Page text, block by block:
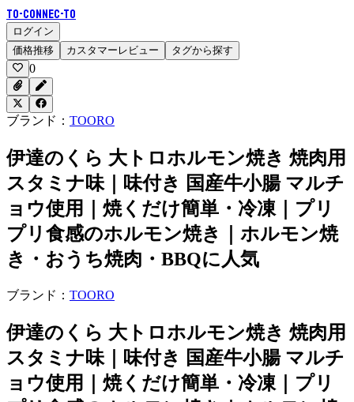
To-Connec-TO
ログイン
価格推移
カスタマーレビュー タグから探す
0
ブランド： TOORO
伊達のくら 大トロホルモン焼き 焼肉用
スタミナ味｜味付き 国産牛小腸 マルチ
ョウ使用｜焼くだけ簡単・冷凍｜プリ
プリ食感のホルモン焼き｜ホルモン焼
き・おうち焼肉・BBQに人気
ブランド： TOORO
伊達のくら 大トロホルモン焼き 焼肉用
スタミナ味｜味付き 国産牛小腸 マルチ
ョウ使用｜焼くだけ簡単・冷凍｜プリ